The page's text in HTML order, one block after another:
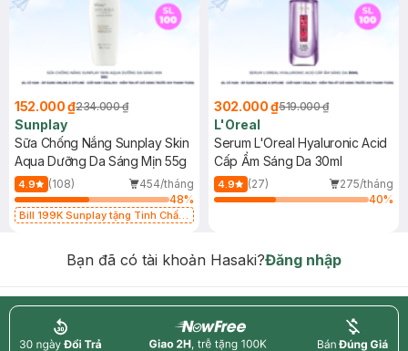
152.000 ₫234.000 ₫
Sunplay
Sữa Chống Nắng Sunplay Skin
Aqua Dưỡng Da Sáng Mịn 55g
4.9 (108)
454/tháng
48%
Bill 199K Sunplay tặng Tinh Chất
302.000 ₫519.000 ₫
L'Oreal
Serum L'Oreal Hyaluronic Acid
Cấp Ẩm Sáng Da 30ml
4.9 (27)
275/tháng
40%
Bạn đã có tài khoản Hasaki?Đăng nhập